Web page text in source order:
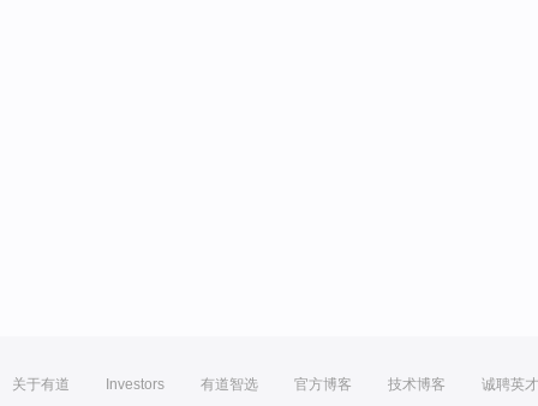
关于有道 Investors 有道智选 官方博客 技术博客 诚聘英才